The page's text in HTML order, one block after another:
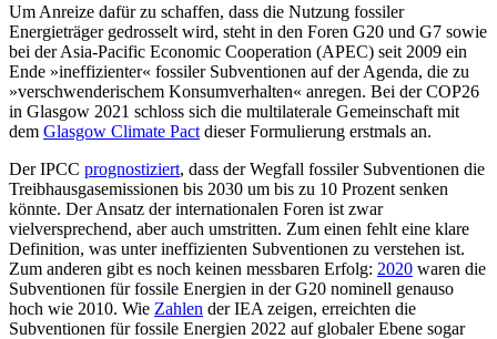
Um Anreize dafür zu schaffen, dass die Nutzung fossiler
Energieträger gedrosselt wird, steht in den Foren G20 und G7 sowie
bei der Asia-Pacific Economic Cooperation (APEC) seit 2009 ein
Ende »ineffizienter« fossiler Subventionen auf der Agenda, die zu
»verschwenderischem Konsumverhal­ten« anregen. Bei der COP26
in Glasgow 2021 schloss sich die multilaterale Gemein­schaft mit
dem Glasgow Climate Pact dieser Formulierung erstmals an.
Der IPCC prognostiziert, dass der Wegfall fossiler Subventionen die
Treibhausgas­emissionen bis 2030 um bis zu 10 Prozent senken
könnte. Der Ansatz der internatio­nalen Foren ist zwar
vielversprechend, aber auch umstritten. Zum einen fehlt eine klare
Definition, was unter ineffizienten Subven­tionen zu verstehen ist.
Zum anderen gibt es noch keinen messbaren Erfolg: 2020 waren die
Subventionen für fossile Ener­gien in der G20 nominell genauso
hoch wie 2010. Wie Zahlen der IEA zeigen, erreich­ten die
Subventionen für fossile Energien 2022 auf globaler Ebene sogar